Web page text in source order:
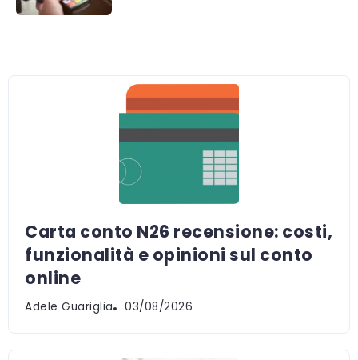
Carta conto N26 recensione: costi,
funzionalità e opinioni sul conto
online
Adele Guariglia 03/08/2026